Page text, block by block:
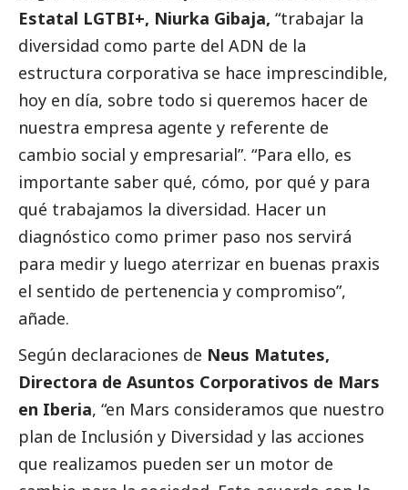
Estatal LGTBI+, Niurka Gibaja, “trabajar la
diversidad como parte del ADN de la
estructura corporativa se hace imprescindible,
hoy en día, sobre todo si queremos hacer de
nuestra empresa agente y referente de
cambio social y empresarial”. “Para ello, es
importante saber qué, cómo, por qué y para
qué trabajamos la diversidad. Hacer un
diagnóstico como primer paso nos servirá
para medir y luego aterrizar en buenas praxis
el sentido de pertenencia y compromiso”,
añade.
Según declaraciones de Neus Matutes,
Directora de Asuntos Corporativos de Mars
en Iberia, “en Mars consideramos que nuestro
plan de Inclusión y Diversidad y las acciones
que realizamos pueden ser un motor de